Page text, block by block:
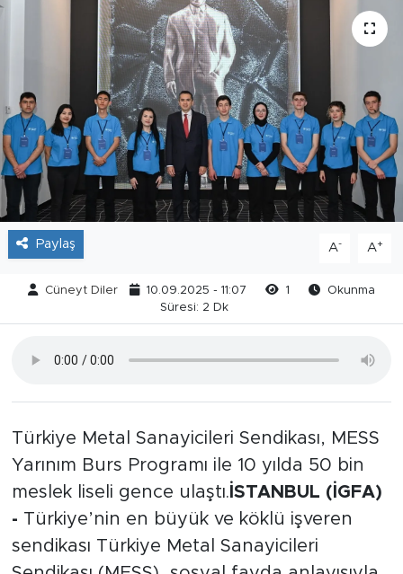
Paylaş A- A+
Cüneyt Diler 10.09.2025 - 11:07 1
Okunma
Süresi: 2 Dk
Türkiye Metal Sanayicileri Sendikası, MESS
Yarınım Burs Programı ile 10 yılda 50 bin
meslek liseli gence ulaştı. İSTANBUL (İGFA)
- Türkiye’nin en büyük ve köklü işveren
sendikası Türkiye Metal Sanayicileri